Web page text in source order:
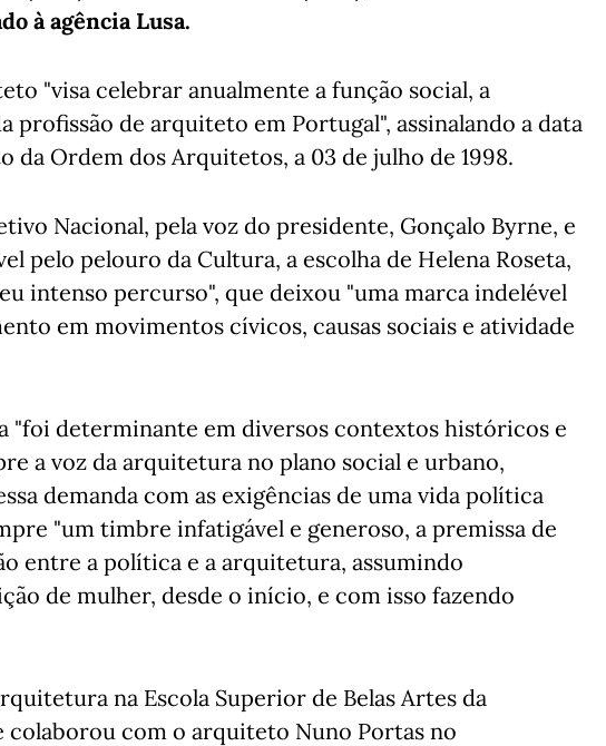
à agência Lusa.
"visa celebrar anualmente a função social, a
profissão de arquiteto em Portugal", assinalando a data
da Ordem dos Arquitetos, a 03 de julho de 1998.
Nacional, pela voz do presidente, Gonçalo Byrne, e
pelo pelouro da Cultura, a escolha de Helena Roseta,
intenso percurso", que deixou "uma marca indelével
em movimentos cívicos, causas sociais e atividade
"foi determinante em diversos contextos históricos e
a voz da arquitetura no plano social e urbano,
demanda com as exigências de uma vida política
"um timbre infatigável e generoso, a premissa de
entre a política e a arquitetura, assumindo
de mulher, desde o início, e com isso fazendo
na Escola Superior de Belas Artes da
colaborou com o arquiteto Nuno Portas no